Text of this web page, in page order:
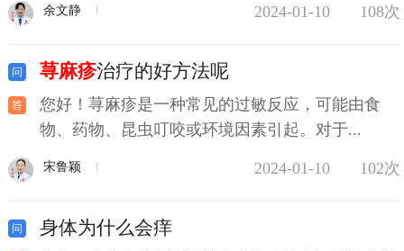
余文静 2024-01-10 108次
荨麻疹治疗的好方法呢
您好！荨麻疹是一种常见的过敏反应，可能由食
物、药物、昆虫叮咬或环境因素引起。对于...
宋鲁颖 2024-01-10 102次
身体为什么会痒